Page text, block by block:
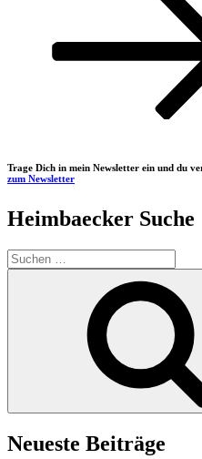
Trage Dich in mein Newsletter ein und du
zum Newsletter
Heimbaecker Suche
Suchen
nach:
Neueste Beiträge